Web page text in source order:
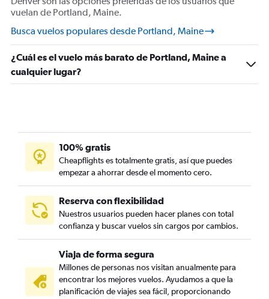
vuelan de Portland, Maine.
Busca vuelos populares desde Portland, Maine
¿Cuál es el vuelo más barato de Portland, Maine a
cualquier lugar?
100% gratis
Cheapflights es totalmente gratis, así que puedes
empezar a ahorrar desde el momento cero.
Reserva con flexibilidad
Nuestros usuarios pueden hacer planes con total
confianza y buscar vuelos sin cargos por cambios.
Viaja de forma segura
Millones de personas nos visitan anualmente para
encontrar los mejores vuelos. Ayudamos a que la
planificación de viajes sea fácil, proporcionando